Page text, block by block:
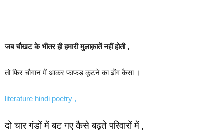
जब चौखट के भीतर ही हमारी मुलाक़ातें नहीं होती ,
तो फिर चौगान में आकर फाफड़ कूटने का ढोंग कैसा ।
literature hindi poetry ,
दो चार गंडों में बट गए कैसे बढ़ते परिवारों में ,